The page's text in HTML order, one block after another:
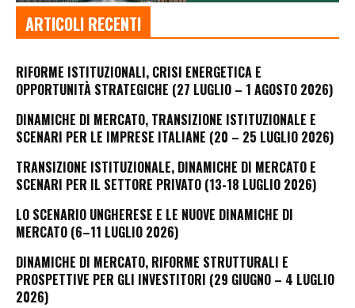
ARTICOLI RECENTI
RIFORME ISTITUZIONALI, CRISI ENERGETICA E
OPPORTUNITÀ STRATEGICHE (27 LUGLIO – 1 AGOSTO 2026)
DINAMICHE DI MERCATO, TRANSIZIONE ISTITUZIONALE E
SCENARI PER LE IMPRESE ITALIANE (20 – 25 LUGLIO 2026)
TRANSIZIONE ISTITUZIONALE, DINAMICHE DI MERCATO E
SCENARI PER IL SETTORE PRIVATO (13-18 LUGLIO 2026)
LO SCENARIO UNGHERESE E LE NUOVE DINAMICHE DI
MERCATO (6–11 LUGLIO 2026)
DINAMICHE DI MERCATO, RIFORME STRUTTURALI E
PROSPETTIVE PER GLI INVESTITORI (29 GIUGNO – 4 LUGLIO
2026)